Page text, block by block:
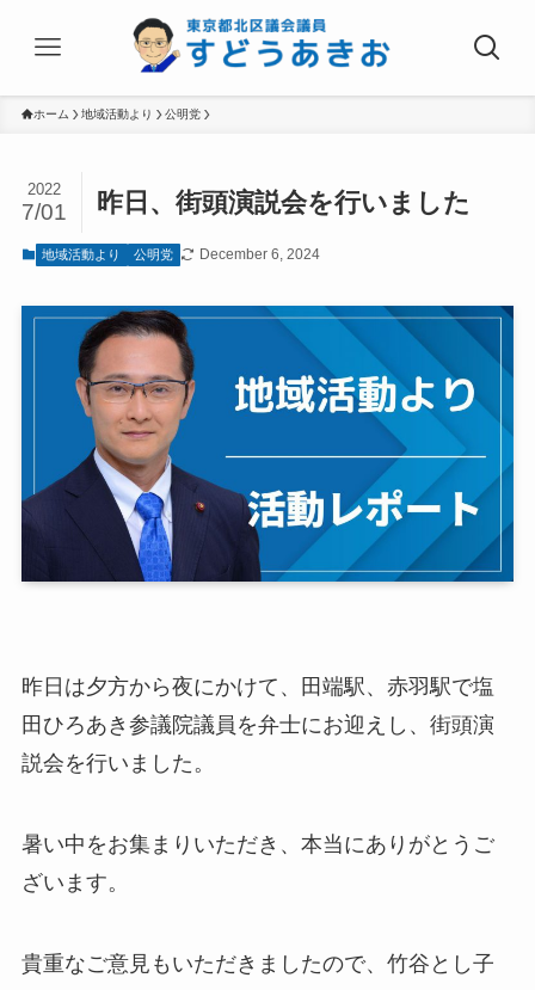
ホーム 地域活動より 公明党
昨日、街頭演説会を行いました
2022
7/01
地域活動より 公明党 December 6, 2024
昨日は夕方から夜にかけて、田端駅、赤羽駅で塩
田ひろあき参議院議員を弁士にお迎えし、街頭演
説会を行いました。
暑い中をお集まりいただき、本当にありがとうご
ざいます。
貴重なご意見もいただきましたので、竹谷とし子